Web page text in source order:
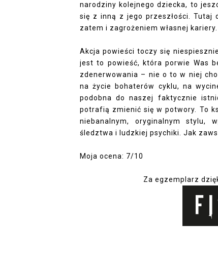
narodziny kolejnego dziecka, to
się z inną z jego przeszłości. Tutaj
zatem i zagrożeniem własnej
Akcja powieści toczy się
jest to powieść, która porwie Was
zdenerwowania – nie o to w niej
na życie bohaterów cyklu, na
podobna do naszej faktycznie
potrafią zmienić się w potwory. To
niebanalnym, oryginalnym stylu,
śledztwa i ludzkiej psychiki. Jak
Moja ocena: 7/10
Za egzemplarz